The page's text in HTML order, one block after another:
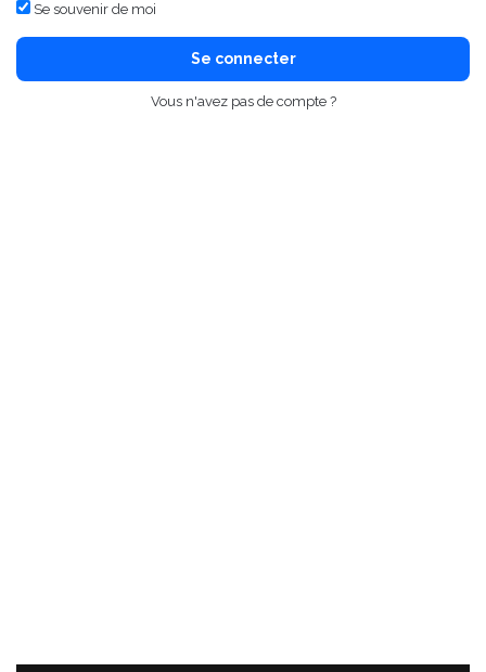
Se souvenir de moi
Se connecter
Vous n'avez pas de compte ?